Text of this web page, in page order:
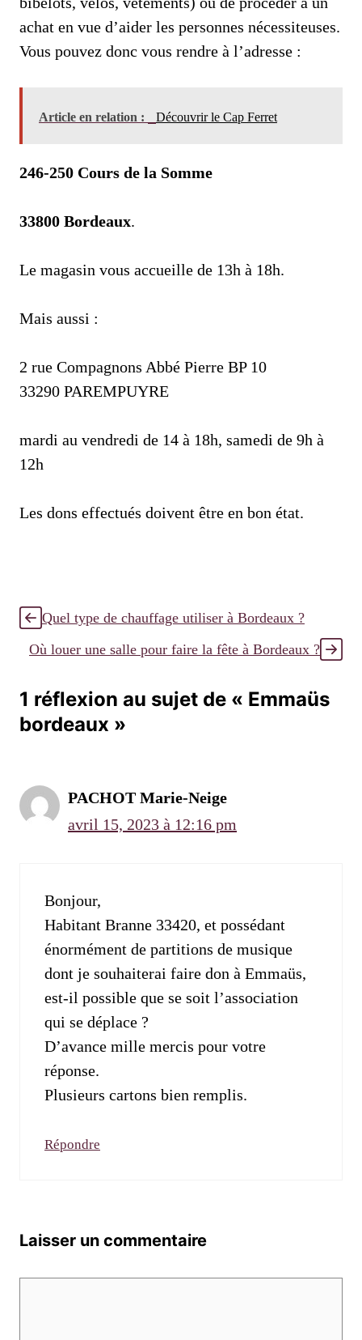
achat en vue d’aider les personnes nécessiteuses.
Vous pouvez donc vous rendre à l’adresse :
Article en relation : Découvrir le Cap Ferret
246-250 Cours de la Somme
33800 Bordeaux.
Le magasin vous accueille de 13h à 18h.
Mais aussi :
2 rue Compagnons Abbé Pierre BP 10
33290 PAREMPUYRE
mardi au vendredi de 14 à 18h, samedi de 9h à
12h
Les dons effectués doivent être en bon état.
Quel type de chauffage utiliser à Bordeaux ?
Où louer une salle pour faire la fête à Bordeaux ?
1 réflexion au sujet de « Emmaüs
bordeaux »
PACHOT Marie-Neige
avril 15, 2023 à 12:16 pm
Bonjour,
Habitant Branne 33420, et possédant
énormément de partitions de musique
dont je souhaiterai faire don à Emmaüs,
est-il possible que se soit l’association
qui se déplace ?
D’avance mille mercis pour votre
réponse.
Plusieurs cartons bien remplis.
Répondre
Laisser un commentaire